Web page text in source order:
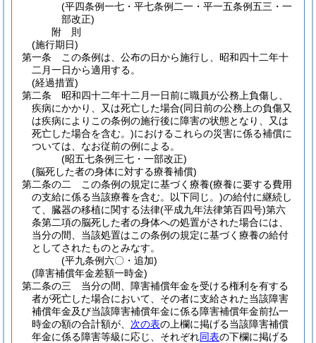
(平四条例一七・平七条例二一・平一五条例五三・一
部改正)
附 則
(施行期日)
第一条
この条例は、公布の日から施行し、昭和四十二年十
二月一日から適用する。
(経過措置)
第二条
昭和四十二年十二月一日前に職員が公務上負傷し、
疾病にかかり、又は死亡した場合(同日前の公務上の負傷又
は疾病によりこの条例の施行後に障害の状態となり、又は
死亡した場合を含む。)におけるこれらの災害に係る補償に
ついては、なお従前の例による。
(昭五七条例三七・一部改正)
(脳死した者の身体に対する療養補償)
第二条の二
この条例の規定に基づく療養(療養に要する費用
の支給に係る当該療養を含む。以下同じ。)の給付に継続し
て、臓器の移植に関する法律(平成九年法律第百四号)第六
条第二項の脳死した者の身体への処置がされた場合には、
当分の間、当該処置はこの条例の規定に基づく療養の給付
としてされたものとみなす。
(平九条例六〇・追加)
(障害補償年金差額一時金)
第二条の三
当分の間、障害補償年金を受ける権利を有する
者が死亡した場合において、その者に支給された当該障害
補償年金及び当該障害補償年金に係る障害補償年金前払一
時金の額の合計額が、 次の表の上欄に掲げる当該障害補償
年金に係る障害等級に応じ、それぞれ同表の下欄に掲げる